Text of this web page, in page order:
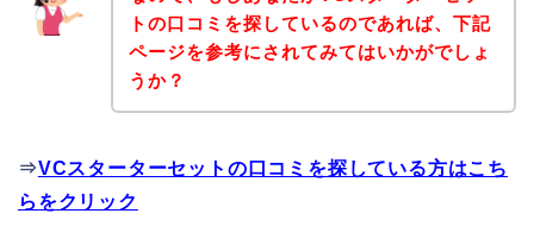
トの口コミを探しているのであれば、下記
ページを参考にされてみてはいかがでしょ
うか？
⇒VCスターターセットの口コミを探している方はこち
らをクリック